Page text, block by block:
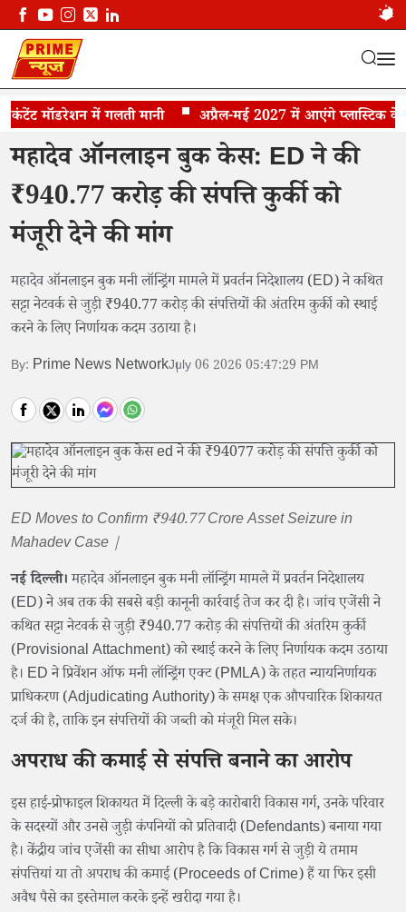
मॉडरेशन में गलती मानी अप्रैल-मई 2027 में आएंगे प्लास्टिक के
ED की अब तक की सबसे बड़ी कार्रवाई
महादेव ऑनलाइन बुक केस: ED ने की
₹940.77 करोड़ की संपत्ति कुर्की को
मंजूरी देने की मांग
महादेव ऑनलाइन बुक मनी लॉन्ड्रिंग मामले में प्रवर्तन निदेशालय (ED) ने कथित
सट्टा नेटवर्क से जुड़ी ₹940.77 करोड़ की संपत्तियों की अंतरिम कुर्की को स्थाई
करने के लिए निर्णायक कदम उठाया है।
By: Prime News NetworkJuly 06 2026 05:47:29 PM
ED Moves to Confirm ₹940.77 Crore Asset Seizure in
Mahadev Case |
नई दिल्ली।महादेव ऑनलाइन बुक मनी लॉन्ड्रिंग मामले में प्रवर्तन निदेशालय
(ED) ने अब तक की सबसे बड़ी कानूनी कार्रवाई तेज कर दी है। जांच एजेंसी ने
कथित सट्टा नेटवर्क से जुड़ी ₹940.77 करोड़ की संपत्तियों की अंतरिम कुर्की
(Provisional Attachment) को स्थाई करने के लिए निर्णायक कदम उठाया
है। ED ने प्रिवेंशन ऑफ मनी लॉन्ड्रिंग एक्ट (PMLA) के तहत न्यायनिर्णायक
प्राधिकरण (Adjudicating Authority) के समक्ष एक औपचारिक शिकायत
दर्ज की है, ताकि इन संपत्तियों की जब्ती को मंजूरी मिल सके।
अपराध की कमाई से संपत्ति बनाने का आरोप
इस हाई-प्रोफाइल शिकायत में दिल्ली के बड़े कारोबारी विकास गर्ग, उनके परिवार
के सदस्यों और उनसे जुड़ी कंपनियों को प्रतिवादी (Defendants) बनाया गया
है। केंद्रीय जांच एजेंसी का सीधा आरोप है कि विकास गर्ग से जुड़ी ये तमाम
संपत्तियां या तो अपराध की कमाई (Proceeds of Crime) हैं या फिर इसी
अवैध पैसे का इस्तेमाल करके इन्हें खरीदा गया है।